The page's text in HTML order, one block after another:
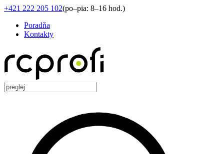
+421 222 205 102(po–pia: 8–16 hod.)
Poradňa
Kontakty